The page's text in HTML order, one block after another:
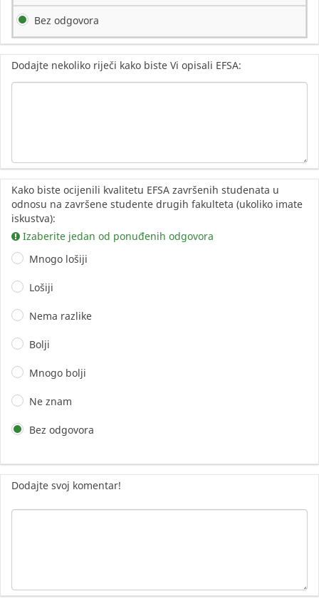
Bez odgovora
Dodajte nekoliko riječi kako biste Vi opisali EFSA:
Kako biste ocijenili kvalitetu EFSA završenih studenata u
odnosu na završene studente drugih fakulteta (ukoliko imate
iskustva):
Izaberite jedan od ponuđenih odgovora
Mnogo lošiji
Lošiji
Nema razlike
Bolji
Mnogo bolji
Ne znam
Bez odgovora
Dodajte svoj komentar!